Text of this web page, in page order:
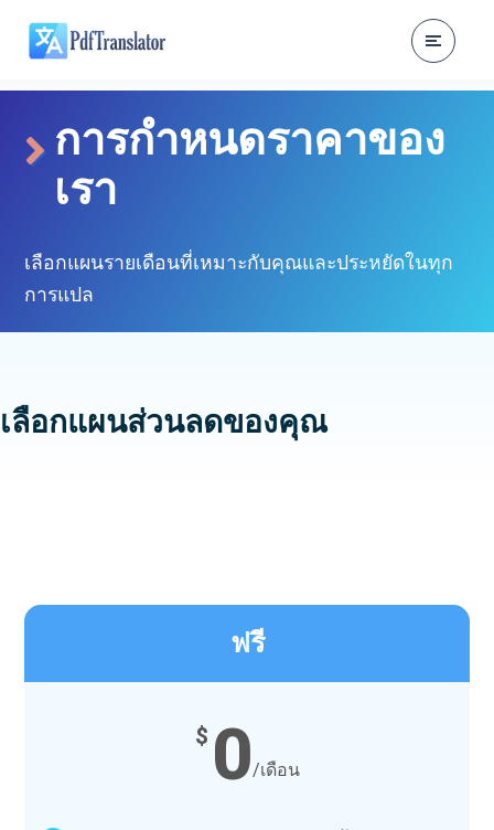
การกำหนดราคาของ
เรา
เลือกแผนรายเดือนที่เหมาะกับคุณและประหยัดในทุก
การแปล
เลือกแผนส่วนลดของคุณ
ฟรี
$ 0/เดือน